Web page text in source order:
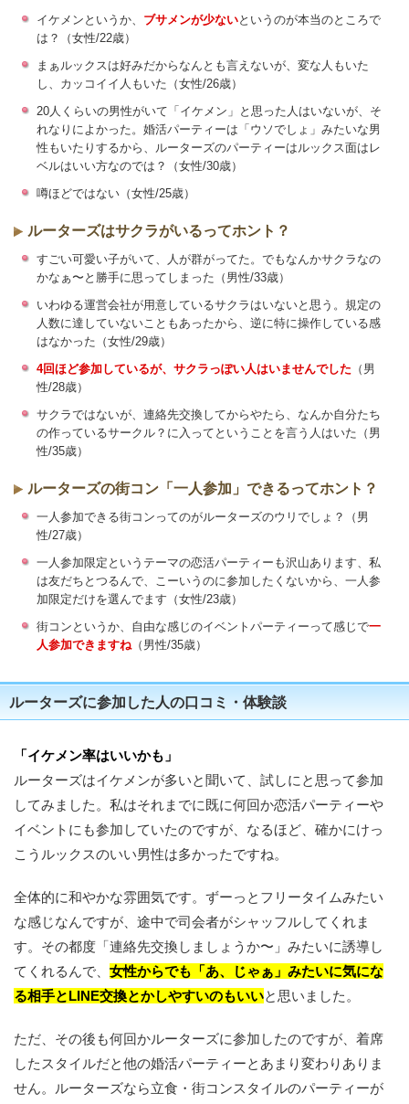
イケメンというか、 ブサメンが少ないというのが本当のところで
は？（女性/22歳）
まぁルックスは好みだからなんとも言えないが、変な人もいた
し、カッコイイ人もいた（女性/26歳）
20人くらいの男性がいて「イケメン」と思った人はいないが、そ
れなりによかった。婚活パーティーは「ウソでしょ」みたいな男
性もいたりするから、ルーターズのパーティーはルックス面はレ
ベルはいい方なのでは？（女性/30歳）
噂ほどではない（女性/25歳）
ルーターズはサクラがいるってホント？
すごい可愛い子がいて、人が群がってた。でもなんかサクラなの
かなぁ〜と勝手に思ってしまった（男性/33歳）
いわゆる運営会社が用意しているサクラはいないと思う。規定の
人数に達していないこともあったから、逆に特に操作している感
はなかった（女性/29歳）
4回ほど参加しているが、サクラっぽい人はいませんでした （男
性/28歳）
サクラではないが、連絡先交換してからやたら、なんか自分たち
の作っているサークル？に入ってということを言う人はいた（男
性/35歳）
ルーターズの街コン「一人参加」できるってホント？
一人参加できる街コンってのがルーターズのウリでしょ？（男
性/27歳）
一人参加限定というテーマの恋活パーティーも沢山あります、私
は友だちとつるんで、こーいうのに参加したくないから、一人参
加限定だけを選んでます（女性/23歳）
街コンというか、自由な感じのイベントパーティーって感じで一
人参加できますね（男性/35歳）
ルーターズに参加した人の口コミ・体験談
「イケメン率はいいかも」
ルーターズはイケメンが多いと聞いて、試しにと思って参加
してみました。私はそれまでに既に何回か恋活パーティーや
イベントにも参加していたのですが、なるほど、確かにけっ
こうルックスのいい男性は多かったですね。
全体的に和やかな雰囲気です。ずーっとフリータイムみたい
な感じなんですが、途中で司会者がシャッフルしてくれま
す。その都度「連絡先交換しましょうか〜」みたいに誘導し
てくれるんで、 女性からでも「あ、じゃぁ」みたいに気にな
る相手とLINE交換とかしやすいのもいいと思いました。
ただ、その後も何回かルーターズに参加したのですが、着席
したスタイルだと他の婚活パーティーとあまり変わりありま
せん。ルーターズなら立食・街コンスタイルのパーティーが